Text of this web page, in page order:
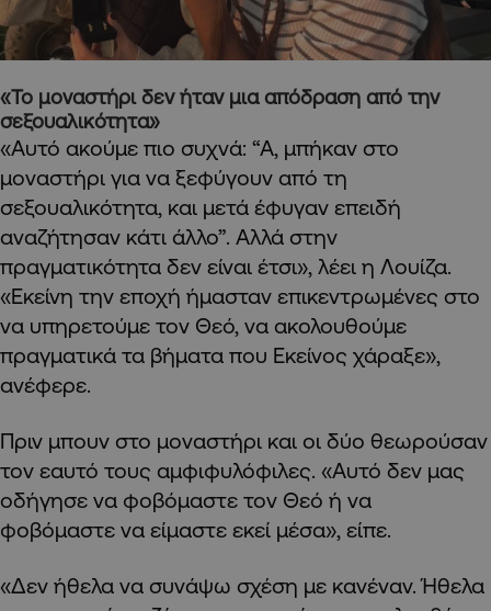
«Το μοναστήρι δεν ήταν μια απόδραση από την
σεξουαλικότητα»
«Αυτό ακούμε πιο συχνά: “Α, μπήκαν στο
μοναστήρι για να ξεφύγουν από τη
σεξουαλικότητα, και μετά έφυγαν επειδή
αναζήτησαν κάτι άλλο”. Αλλά στην
πραγματικότητα δεν είναι έτσι», λέει η Λουίζα.
«Εκείνη την εποχή ήμασταν επικεντρωμένες στο
να υπηρετούμε τον Θεό, να ακολουθούμε
πραγματικά τα βήματα που Εκείνος χάραξε»,
ανέφερε.
Πριν μπουν στο μοναστήρι και οι δύο θεωρούσαν
τον εαυτό τους αμφιφυλόφιλες. «Αυτό δεν μας
οδήγησε να φοβόμαστε τον Θεό ή να
φοβόμαστε να είμαστε εκεί μέσα», είπε.
«Δεν ήθελα να συνάψω σχέση με κανέναν. Ήθελα